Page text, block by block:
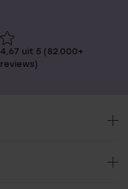
4,67 uit 5 (82.000+
reviews)